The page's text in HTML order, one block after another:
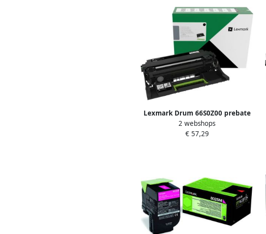
Lexmark Drum 66S0Z00 prebate
zwart
2 webshops
€ 57,29